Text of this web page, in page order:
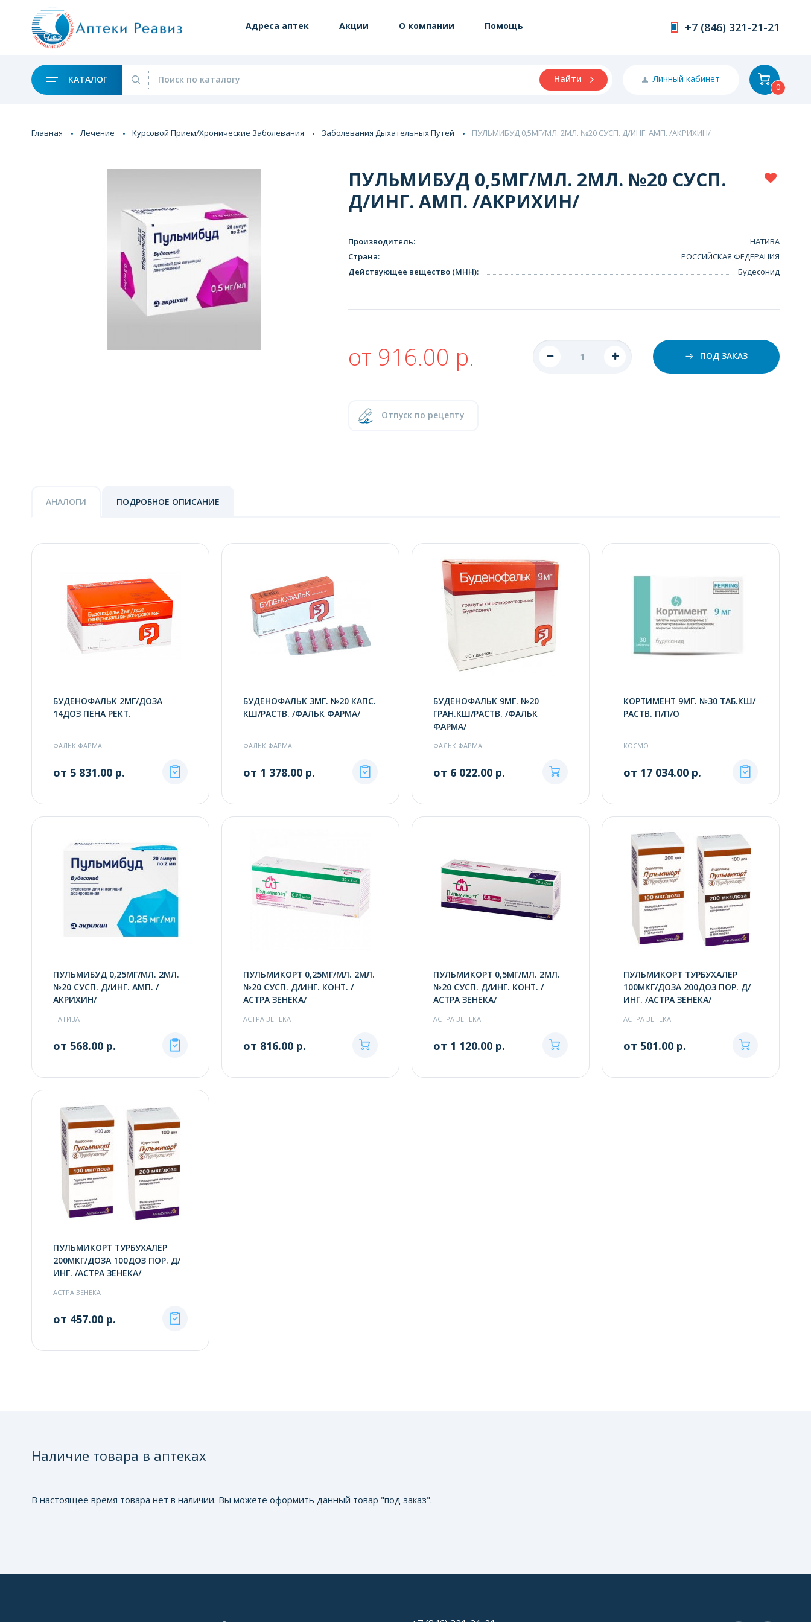
Адреса аптек Акции О компании Помощь +7 (846) 321-21-21
КАТАЛОГ Найти Личный кабинет
0
Главная Лечение Курсовой Прием/Хронические Заболевания Заболевания Дыхательных Путей ПУЛЬМИБУД 0,5МГ/МЛ. 2МЛ. №20 СУСП. Д/ИНГ. АМП. /АКРИХИН/
ПУЛЬМИБУД 0,5МГ/МЛ. 2МЛ. №20 СУСП.
Д/ИНГ. АМП. /АКРИХИН/
Производитель:
НАТИВА
Страна:
РОССИЙСКАЯ ФЕДЕРАЦИЯ
Действующее вещество (МНН): Будесонид
от 916.00 р. ПОД ЗАКАЗ
Отпуск по рецепту
АНАЛОГИ ПОДРОБНОЕ ОПИСАНИЕ
БУДЕНОФАЛЬК 2МГ/ДОЗА
14ДОЗ ПЕНА РЕКТ.
ФАЛЬК ФАРМА
от 5 831.00 р.
БУДЕНОФАЛЬК 3МГ. №20 КАПС.
КШ/РАСТВ. /ФАЛЬК ФАРМА/
ФАЛЬК ФАРМА
от 1 378.00 р.
БУДЕНОФАЛЬК 9МГ. №20
ГРАН.КШ/РАСТВ. /ФАЛЬК
ФАРМА/
ФАЛЬК ФАРМА
от 6 022.00 р.
КОРТИМЕНТ 9МГ. №30 ТАБ.КШ/
РАСТВ. П/П/О
КОСМО
от 17 034.00 р.
ПУЛЬМИБУД 0,25МГ/МЛ. 2МЛ.
№20 СУСП. Д/ИНГ. АМП. /
АКРИХИН/
НАТИВА
от 568.00 р.
ПУЛЬМИКОРТ 0,25МГ/МЛ. 2МЛ.
№20 СУСП. Д/ИНГ. КОНТ. /
АСТРА ЗЕНЕКА/
АСТРА ЗЕНЕКА
от 816.00 р.
ПУЛЬМИКОРТ 0,5МГ/МЛ. 2МЛ.
№20 СУСП. Д/ИНГ. КОНТ. /
АСТРА ЗЕНЕКА/
АСТРА ЗЕНЕКА
от 1 120.00 р.
ПУЛЬМИКОРТ ТУРБУХАЛЕР
100МКГ/ДОЗА 200ДОЗ ПОР. Д/
ИНГ. /АСТРА ЗЕНЕКА/
АСТРА ЗЕНЕКА
от 501.00 р.
ПУЛЬМИКОРТ ТУРБУХАЛЕР
200МКГ/ДОЗА 100ДОЗ ПОР. Д/
ИНГ. /АСТРА ЗЕНЕКА/
АСТРА ЗЕНЕКА
от 457.00 р.
Наличие товара в аптеках
В настоящее время товара нет в наличии. Вы можете оформить данный товар "под заказ".